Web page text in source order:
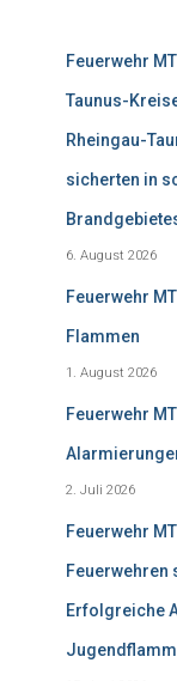
Feuerwehr
Taunus-
Rheingau-
sicherten in
6. August 2026
Feuerwehr
Flammen
1. August 2026
Feuerwehr
2. Juli 2026
Feuerwehr
Feuerwehren
Erfolgreiche